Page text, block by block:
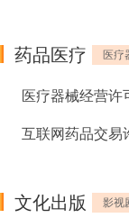
药品医疗 医疗
医疗器械经营许
互联网药品交易
文化出版 影视